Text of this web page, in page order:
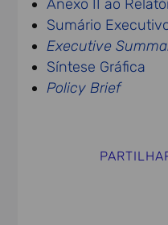
Anexo II ao
Sumário
Executive
Síntese Gráfica
Policy Brief